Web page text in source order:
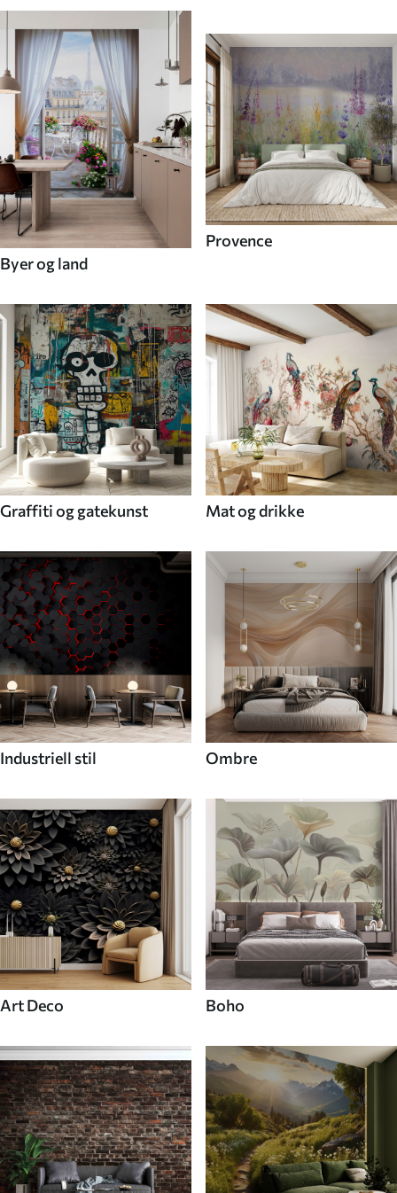
Byer og land
Provence
Graffiti og gatekunst Mat og drikke
Industriell stil Ombre
Art Deco Boho